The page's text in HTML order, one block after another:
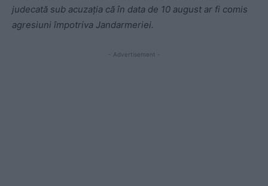
judecată sub acuzația că în data de 10 august ar fi comis
agresiuni împotriva Jandarmeriei.
- Advertisement -